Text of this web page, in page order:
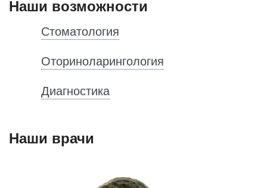
Наши возможности
Стоматология
Оториноларингология
Диагностика
Наши врачи